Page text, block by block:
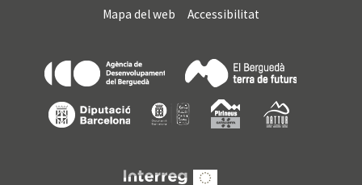
Mapa del web
Accessibilitat